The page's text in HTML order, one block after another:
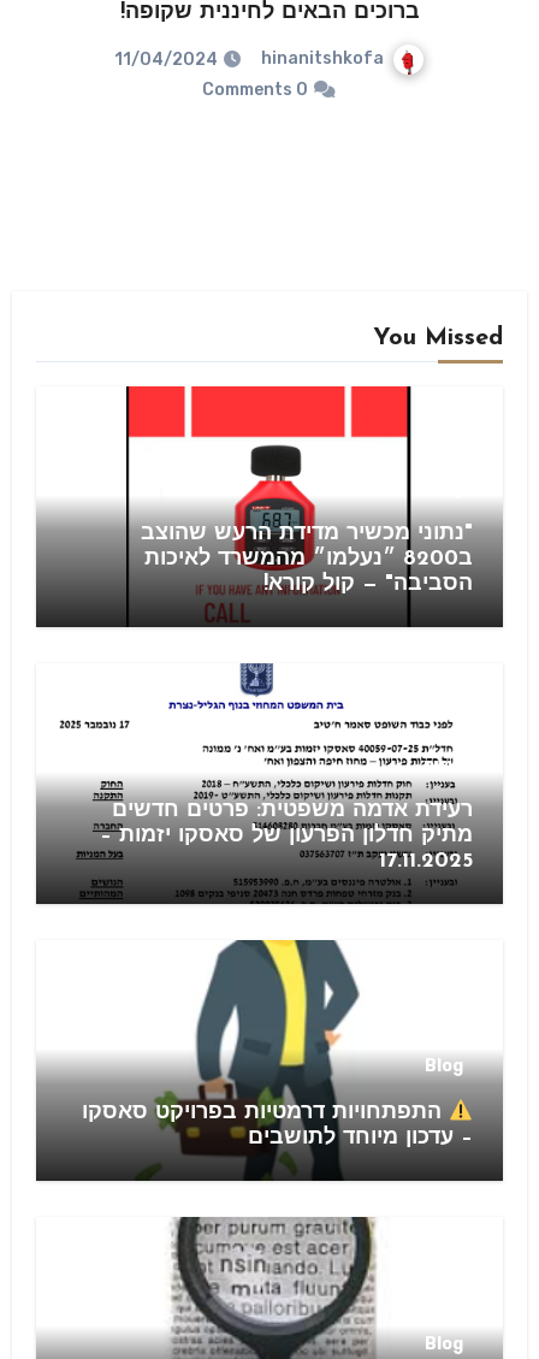
ברוכים הבאים לחיננית שקופה!
hinanitshkofa
11/04/2024
0 Comments
You Missed
"נתוני מכשיר מדידת הרעש שהוצב
ב8200 ״נעלמו״ מהמשרד לאיכות
הסביבה" — קול קורא!
חוזים
רעידת אדמה משפטית: פרטים חדשים
מתיק חדלון הפרעון של סאסקו יזמות –
17.11.2025
Blog
התפתחויות דרמטיות בפרויקט סאסקו
– עדכון מיוחד לתושבים
Blog